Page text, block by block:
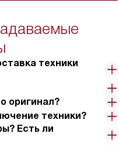
техники
оригинал?
техники?
Есть ли